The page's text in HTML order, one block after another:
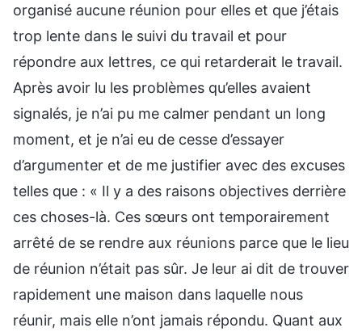
organisé aucune réunion pour elles et que j’étais
trop lente dans le suivi du travail et pour
répondre aux lettres, ce qui retarderait le travail.
Après avoir lu les problèmes qu’elles avaient
signalés, je n’ai pu me calmer pendant un long
moment, et je n’ai eu de cesse d’essayer
d’argumenter et de me justifier avec des excuses
telles que : « Il y a des raisons objectives derrière
ces choses-là. Ces sœurs ont temporairement
arrêté de se rendre aux réunions parce que le lieu
de réunion n’était pas sûr. Je leur ai dit de trouver
rapidement une maison dans laquelle nous
réunir, mais elle n’ont jamais répondu. Quant aux